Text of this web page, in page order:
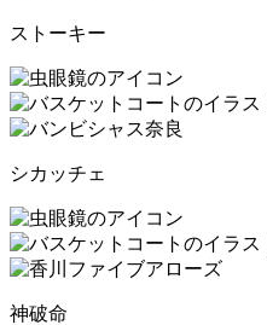
ストーキー
シカッチェ
神破命